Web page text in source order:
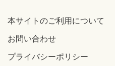
本サイトのご利用について
お問い合わせ
プライバシーポリシー